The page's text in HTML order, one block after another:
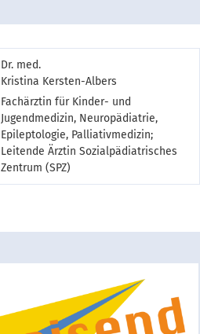
Dr. med.
Kristina Kersten-Albers
Fachärztin für Kinder- und
Jugendmedizin, Neuropädiatrie,
Epileptologie, Palliativmedizin;
Leitende Ärztin Sozialpädiatrisches
Zentrum (SPZ)